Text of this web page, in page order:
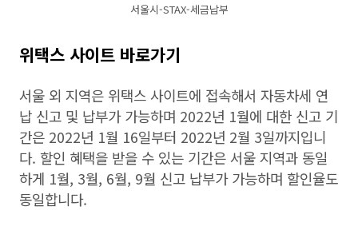
서울시-STAX-세금납부
위택스 사이트 바로가기
서울 외 지역은 위택스 사이트에 접속해서 자동차세 연
납 신고 및 납부가 가능하며 2022년 1월에 대한 신고 기
간은 2022년 1월 16일부터 2022년 2월 3일까지입니
다. 할인 혜택을 받을 수 있는 기간은 서울 지역과 동일
하게 1월, 3월, 6월, 9월 신고 납부가 가능하며 할인율도
동일합니다.